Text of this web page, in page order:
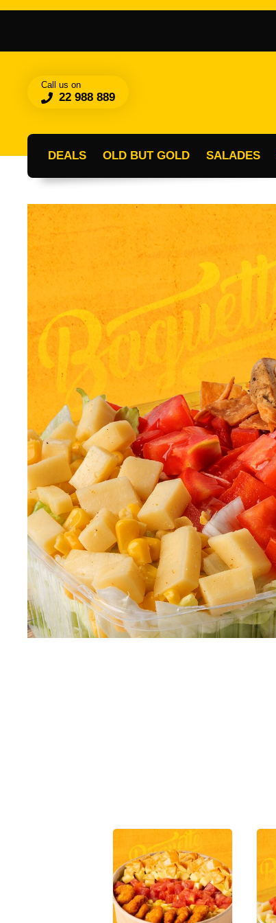
Call us on
22 988 889
DEALS OLD BUT GOLD SALADES